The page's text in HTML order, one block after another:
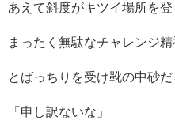
あえて斜度がキツイ場所を登
まったく無駄なチャレンジ精
とばっちりを受け靴の中砂だ
「申し訳ないな」